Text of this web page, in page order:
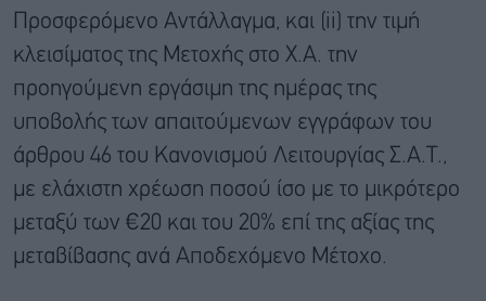
Προσφερόμενο Αντάλλαγμα, και (ii) την τιμή
κλεισίματος της Μετοχής στο Χ.Α. την
προηγούμενη εργάσιμη της ημέρας της
υποβολής των απαιτούμενων εγγράφων του
άρθρου 46 του Κανονισμού Λειτουργίας Σ.Α.Τ.,
με ελάχιστη χρέωση ποσού ίσο με το μικρότερο
μεταξύ των €20 και του 20% επί της αξίας της
μεταβίβασης ανά Αποδεχόμενο Μέτοχο.